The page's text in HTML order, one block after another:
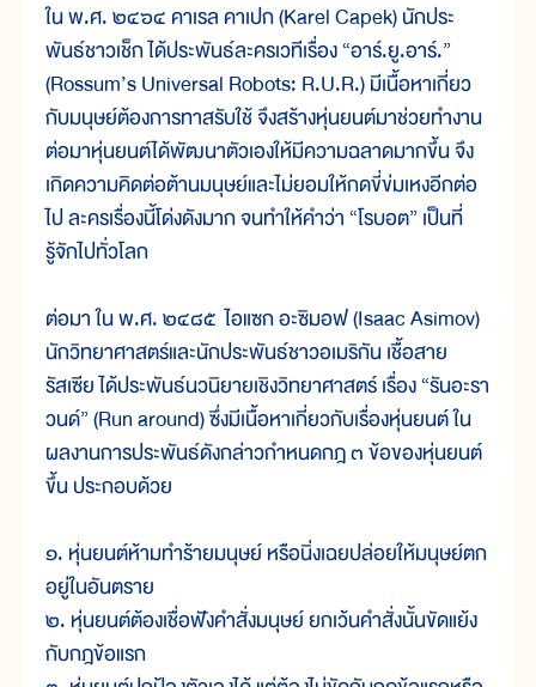
ใน พ.ศ. ๒๔๖๔ คาเรล คาเปก (Karel Capek) นักประ
พันธ์ชาวเช็ก ได้ประพันธ์ละครเวทีเรื่อง “อาร์.ยู.อาร์.”
(Rossum’s Universal Robots: R.U.R.) มีเนื้อหาเกี่ยว
กับมนุษย์ต้องการทาสรับใช้ จึงสร้างหุ่นยนต์มาช่วยทำงาน
ต่อมาหุ่นยนต์ได้พัฒนาตัวเองให้มีความฉลาดมากขึ้น จึง
เกิดความคิดต่อต้านมนุษย์และไม่ยอมให้กดขี่ข่มเหงอีกต่อ
ไป ละครเรื่องนี้โด่งดังมาก จนทำให้คำว่า “โรบอต” เป็นที่
รู้จักไปทั่วโลก
ต่อมา ใน พ.ศ. ๒๔๘๕ ไอแซก อะซิมอฟ (Isaac Asimov)
นักวิทยาศาสตร์และนักประพันธ์ชาวอเมริกัน เชื้อสาย
รัสเซีย ได้ประพันธ์นวนิยายเชิงวิทยาศาสตร์ เรื่อง “รันอะรา
วนด์” (Run around) ซึ่งมีเนื้อหาเกี่ยวกับเรื่องหุ่นยนต์ ใน
ผลงานการประพันธ์ดังกล่าวกำหนดกฎ ๓ ข้อของหุ่นยนต์
ขึ้น ประกอบด้วย
๑. หุ่นยนต์ห้ามทำร้ายมนุษย์ หรือนิ่งเฉยปล่อยให้มนุษย์ตก
อยู่ในอันตราย
๒. หุ่นยนต์ต้องเชื่อฟังคำสั่งมนุษย์ ยกเว้นคำสั่งนั้นขัดแย้ง
กับกฎข้อแรก